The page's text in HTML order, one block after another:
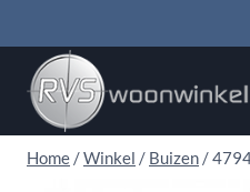
naar
inhoud
Home /Winkel / Buizen /